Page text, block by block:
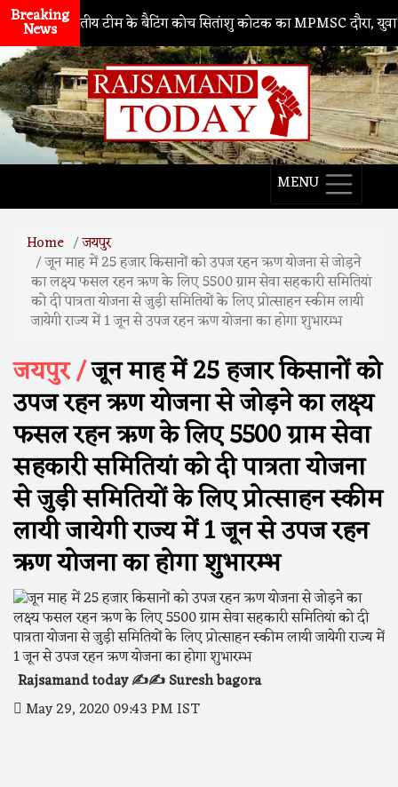
Breaking
News
भारतीय टीम के बैटिंग कोच सितांशु कोटक का MPMSC दौरा, युवा
MENU
Home जयपुर
जून माह में 25 हजार किसानों को उपज रहन ऋण योजना से जोड़ने
का लक्ष्य फसल रहन ऋण के लिए 5500 ग्राम सेवा सहकारी समितियां
को दी पात्रता योजना से जुड़ी समितियों के लिए प्रोत्साहन स्कीम लायी
जायेगी राज्य में 1 जून से उपज रहन ऋण योजना का होगा शुभारम्भ
जयपुर /जून माह में 25 हजार किसानों को
उपज रहन ऋण योजना से जोड़ने का लक्ष्य
फसल रहन ऋण के लिए 5500 ग्राम सेवा
सहकारी समितियां को दी पात्रता योजना
से जुड़ी समितियों के लिए प्रोत्साहन स्कीम
लायी जायेगी राज्य में 1 जून से उपज रहन
ऋण योजना का होगा शुभारम्भ
Rajsamand today ✍️✍️ Suresh bagora
May 29, 2020 09:43 PM IST